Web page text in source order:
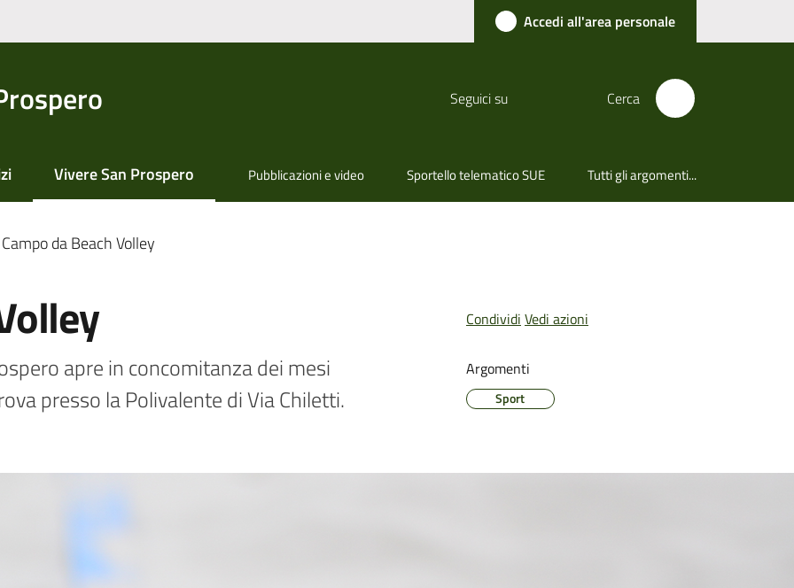
Accedi all'area personale
Seguici su Cerca
Vivere San Prospero
Menu selezionato Pubblicazioni e video Sportello telematico SUE Tutti gli argomenti...
Campo da Beach Volley
apre in concomitanza dei mesi
presso la Polivalente di Via Chiletti.
Condividi Vedi azioni
Argomenti
Sport